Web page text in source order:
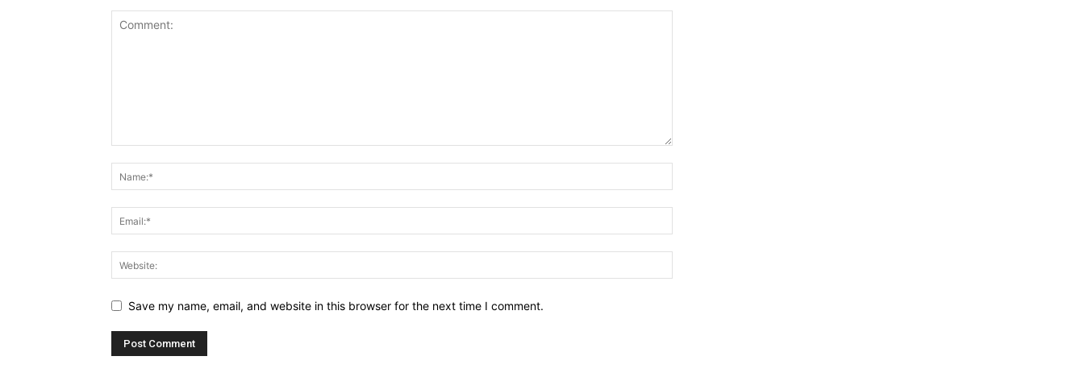
Save my name, email, and website in this browser for the next time I comment.